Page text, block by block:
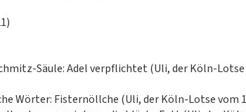
Säule: Adel verpflichtet (Uli, der Köln-Lotse
Wörter: Fisternöllche (Uli, der Köln-Lotse vom